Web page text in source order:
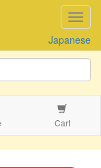
Japanese
Cart